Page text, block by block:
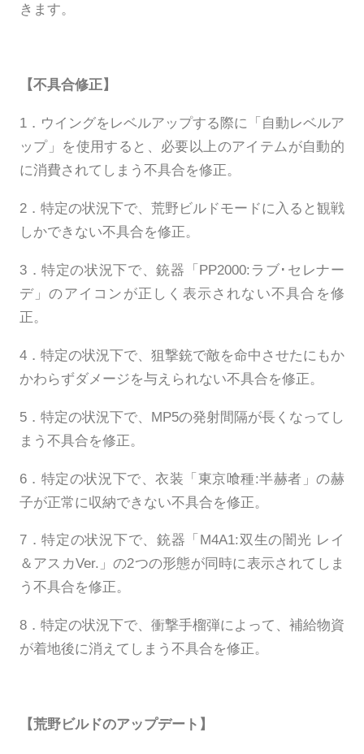
きます。
【不具合修正】
1．ウイングをレベルアップする際に「自動レベルア
ップ」を使用すると、必要以上のアイテムが自動的
に消費されてしまう不具合を修正。
2．特定の状況下で、荒野ビルドモードに入ると観戦
しかできない不具合を修正。
3．特定の状況下で、銃器「PP2000:ラブ･セレナー
デ」のアイコンが正しく表示されない不具合を修
正。
4．特定の状況下で、狙撃銃で敵を命中させたにもか
かわらずダメージを与えられない不具合を修正。
5．特定の状況下で、MP5の発射間隔が長くなってし
まう不具合を修正。
6．特定の状況下で、衣装「東京喰種:半赫者」の赫
子が正常に収納できない不具合を修正。
7．特定の状況下で、銃器「M4A1:双生の闇光 レイ
＆アスカVer.」の2つの形態が同時に表示されてしま
う不具合を修正。
8．特定の状況下で、衝撃手榴弾によって、補給物資
が着地後に消えてしまう不具合を修正。
【荒野ビルドのアップデート】